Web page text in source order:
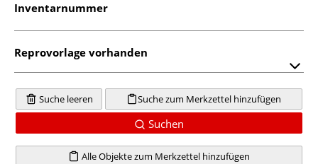
Inventarnummer
Reprovorlage vorhanden
Suche leeren Suche zum Merkzettel hinzufügen
Suchen
Alle Objekte zum Merkzettel hinzufügen